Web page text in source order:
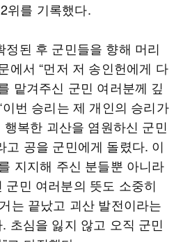
위를 기록했다.
정된 후 군민들을 향해 머리
에서 “먼저 저 송인헌에게 다
맡겨주신 군민 여러분께 깊
번 승리는 제 개인의 승리가
복한 괴산을 염원하신 군민
고 공을 군민에게 돌렸다. 이
지지해 주신 분들뿐 아니라
군민 여러분의 뜻도 소중히
는 끝났고 괴산 발전이라는
초심을 잃지 않고 오직 군민